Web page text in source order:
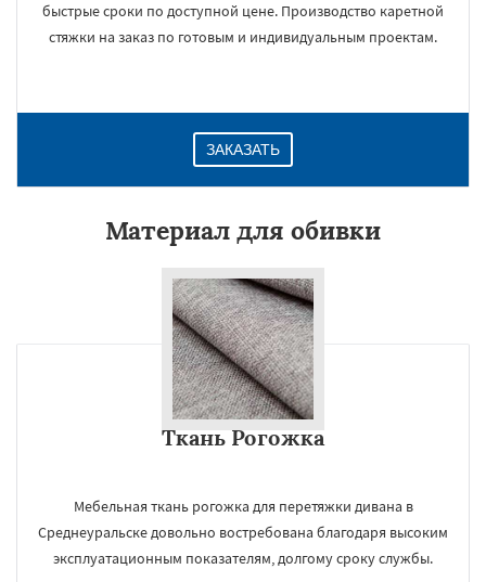
быстрые сроки по доступной цене. Производство каретной
стяжки на заказ по готовым и индивидуальным проектам.
ЗАКАЗАТЬ
Материал для обивки
Ткань Рогожка
Мебельная ткань рогожка для перетяжки дивана в
Среднеуральске довольно востребована благодаря высоким
эксплуатационным показателям, долгому сроку службы.